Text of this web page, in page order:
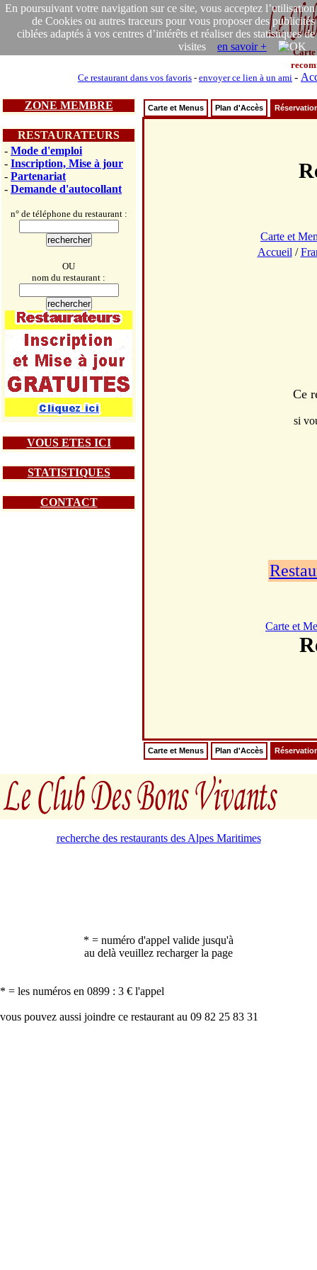
En poursuivant votre navigation sur ce site, vous acceptez l’utilisation
de Cookies ou autres traceurs pour vous proposer des publicités
ciblées adaptés à vos centres d’intérêts et réaliser des statistiques de
visites en savoir +
Carte
Ce restaurant dans vos favoris - envoyer ce lien à un ami -
ZONE MEMBRE
RESTAURATEURS
- Mode d'emploi
- Inscription, Mise à jour
- Partenariat
- Demande d'autocollant
n° de téléphone du restaurant :
OU
nom du restaurant :
VOUS ETES ICI
STATISTIQUES
CONTACT
Carte et Menus Plan d'Accès
Carte et
Accueil /
Ce
si
Carte et
Carte et Menus Plan d'Accès
recherche des restaurants des Alpes Maritimes
* = numéro d'appel valide jusqu'à
au delà veuillez recharger la page
* = les numéros en 0899 : 3 € l'appel
vous pouvez aussi joindre ce restaurant au 09 82 25 83 31